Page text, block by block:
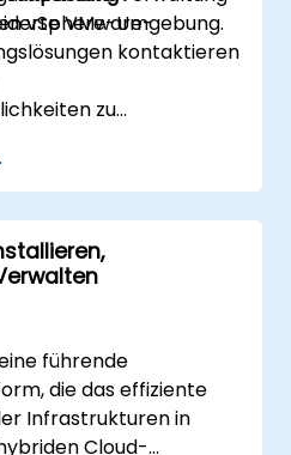
vSphere-Umgebung.
VMware-
kontaktieren
zu
führende
die das effiziente
Infrastrukturen in
Cloud-